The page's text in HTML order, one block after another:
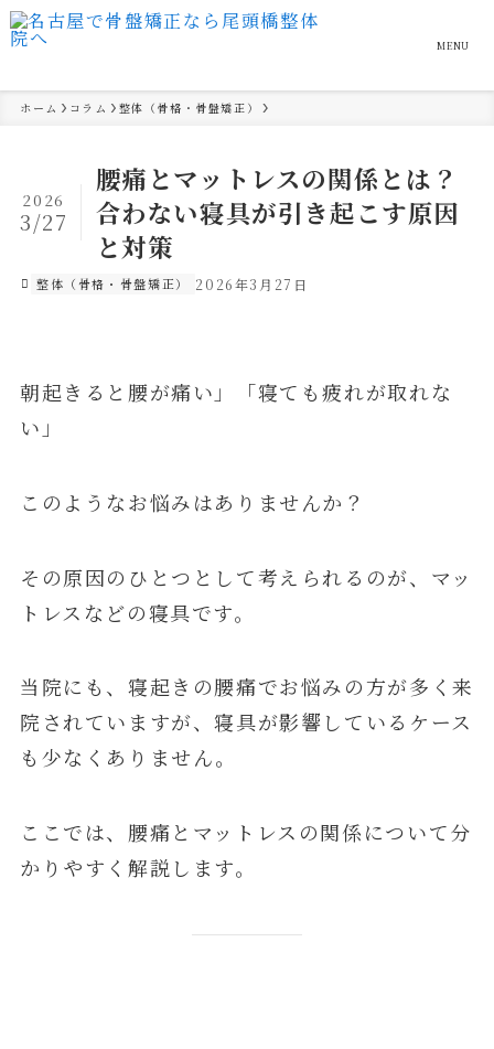
MENU
ホーム コラム 整体（骨格・骨盤矯正）
腰痛とマットレスの関係とは？
合わない寝具が引き起こす原因
と対策
2026
3/27
整体（骨格・骨盤矯正） 2026年3月27日
朝起きると腰が痛い」「寝ても疲れが取れな
い」
このようなお悩みはありませんか？
その原因のひとつとして考えられるのが、マッ
トレスなどの寝具です。
当院にも、寝起きの腰痛でお悩みの方が多く来
院されていますが、寝具が影響しているケース
も少なくありません。
ここでは、腰痛とマットレスの関係について分
かりやすく解説します。